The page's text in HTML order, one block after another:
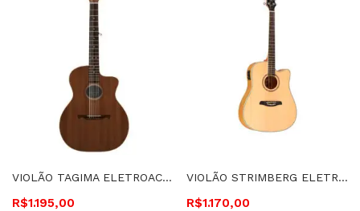
VIOLÃO TAGIMA ELETROACÚSTICO, CUTAWAY, CORDAS DE NYLON GRAND AUD -VEGAS GRAN RES
R$1.195,00
VIOLÃO STRIMBERG ELETROACÚSTICO, CUTAWAY, CORDAS DE AÇO, LONDON – LE30C NS
R$1.170,00